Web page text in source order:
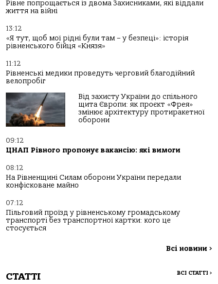
Рівне попрощається із двома Захисниками, які віддали
життя на війні
13:12
«Я тут, щоб мої рідні були там – у безпеці»: історія
рівненського бійця «Князя»
11:12
Рівненські медики проведуть черговий благодійний
велопробіг
Від захисту України до спільного
щита Європи: як проєкт «Фрея»
змінює архітектуру протиракетної
оборони
09:12
ЦНАП Рівного пропонує вакансію: які вимоги
08:12
На Рівненщині Силам оборони України передали
конфісковане майно
07:12
Пільговий проїзд у рівненському громадському
транспорті без транспортної картки: кого це
стосується
Всі новини >
СТАТТІ ВСІ СТАТТІ >